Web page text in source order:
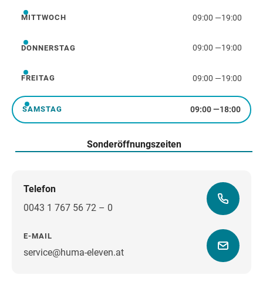
Mittwoch
MITTWOCH 09:00 —19:00
Donnerstag
DONNERSTAG 09:00 —19:00
Freitag
FREITAG 09:00 —19:00
Samstag
SAMSTAG 09:00—18:00
Sonderöffnungszeiten
Telefon
0043 1 767 56 72 – 0
E-MAIL
service@huma-eleven.atWegbeschreibung